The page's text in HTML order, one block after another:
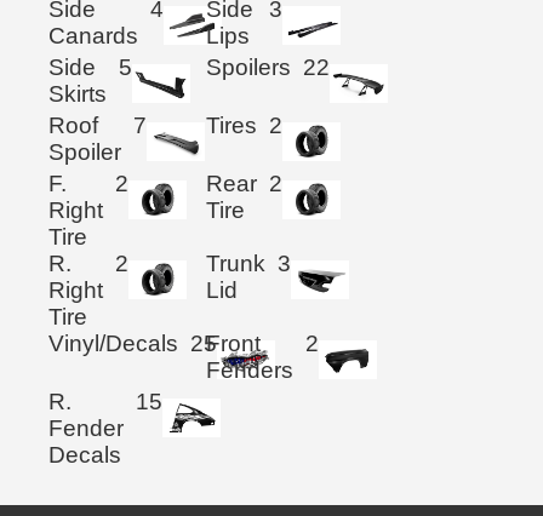
Side
Canards
4
Side
Lips
3
Side
Skirts
5 Spoilers 22
Roof
Spoiler
7 Tires 2
F.
Right
Tire
2
Rear
Tire
2
R.
Right
Tire
2
Trunk
Lid
3
Vinyl/Decals 25Front
Fenders
2
R.
Fender
Decals
15